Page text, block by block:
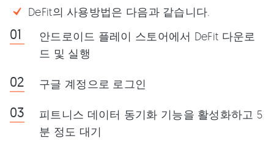
DeFit의 사용방법은 다음과 같습니다.
안드로이드 플레이 스토어에서 DeFit 다운로
드 및 실행
구글 계정으로 로그인
피트니스 데이터 동기화 기능을 활성화하고 5
분 정도 대기